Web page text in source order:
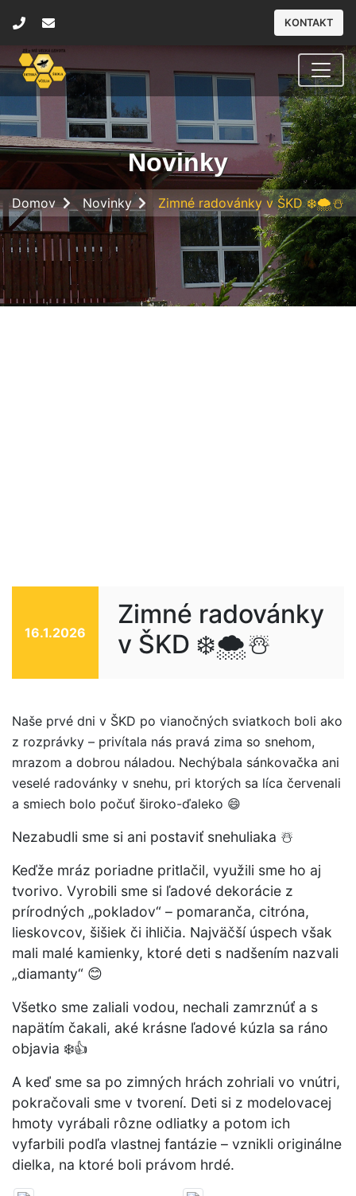
KONTAKT
Novinky
Domov Novinky Zimné radovánky v ŠKD ❄️🌨️☃️
16.1.2026
Zimné radovánky
v ŠKD ❄️🌨️☃️
Naše prvé dni v ŠKD po vianočných sviatkoch boli ako
z rozprávky – privítala nás pravá zima so snehom,
mrazom a dobrou náladou. Nechýbala sánkovačka ani
veselé radovánky v snehu, pri ktorých sa líca červenali
a smiech bolo počuť široko-ďaleko 😄
Nezabudli sme si ani postaviť snehuliaka ☃️
Keďže mráz poriadne pritlačil, využili sme ho aj
tvorivo. Vyrobili sme si ľadové dekorácie z
prírodných „pokladov“ – pomaranča, citróna,
lieskovcov, šišiek či ihličia. Najväčší úspech však
mali malé kamienky, ktoré deti s nadšením nazvali
„diamanty“ 😊
Všetko sme zaliali vodou, nechali zamrznúť a s
napätím čakali, aké krásne ľadové kúzla sa ráno
objavia ❄️👍
A keď sme sa po zimných hrách zohriali vo vnútri,
pokračovali sme v tvorení. Deti si z modelovacej
hmoty vyrábali rôzne odliatky a potom ich
vyfarbili podľa vlastnej fantázie – vznikli originálne
dielka, na ktoré boli právom hrdé.